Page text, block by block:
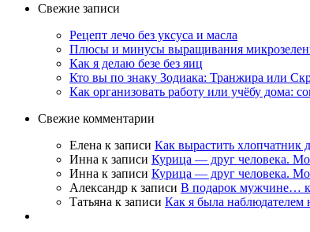
Свежие записи
Рецепт лечо без уксуса и масла
Плюсы и минусы выращивания
Как я делаю безе без яиц
Кто вы по знаку Зодиака: Транжира или
Как организовать работу или учёбу дома:
Свежие комментарии
Елена к записи Как вырастить хлопчатник
Инна к записи Курица — друг человека.
Инна к записи Курица — друг человека.
Александр к записи В подарок мужчине…
Татьяна к записи Как я была наблюдателем